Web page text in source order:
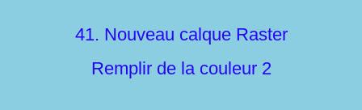
41. Nouveau calque Raster
Remplir de la couleur 2